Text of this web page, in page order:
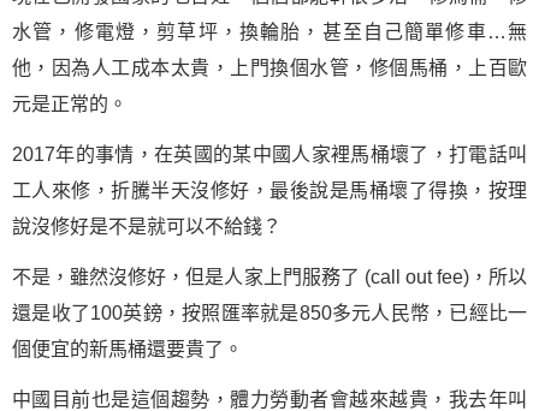
水管，修電燈，剪草坪，換輪胎，甚至自己簡單修車…無
他，因為人工成本太貴，上門換個水管，修個馬桶，上百歐
元是正常的。
2017年的事情，在英國的某中國人家裡馬桶壞了，打電話叫
工人來修，折騰半天沒修好，最後說是馬桶壞了得換，按理
說沒修好是不是就可以不給錢？
不是，雖然沒修好，但是人家上門服務了 (call out fee)，所以
還是收了100英鎊，按照匯率就是850多元人民幣，已經比一
個便宜的新馬桶還要貴了。
中國目前也是這個趨勢，體力勞動者會越來越貴，我去年叫